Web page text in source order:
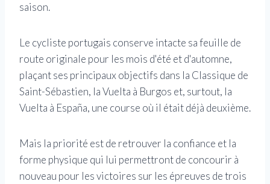
saison.
Le cycliste portugais conserve intacte sa feuille de
route originale pour les mois d'été et d'automne,
plaçant ses principaux objectifs dans la Classique de
Saint-Sébastien, la Vuelta à Burgos et, surtout, la
Vuelta à España, une course où il était déjà deuxième.
Mais la priorité est de retrouver la confiance et la
forme physique qui lui permettront de concourir à
nouveau pour les victoires sur les épreuves de trois